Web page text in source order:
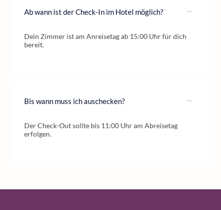
Ab wann ist der Check-In im Hotel möglich?
Dein Zimmer ist am Anreisetag ab 15:00 Uhr für dich
bereit.
Bis wann muss ich auschecken?
Der Check-Out sollte bis 11:00 Uhr am Abreisetag
erfolgen.